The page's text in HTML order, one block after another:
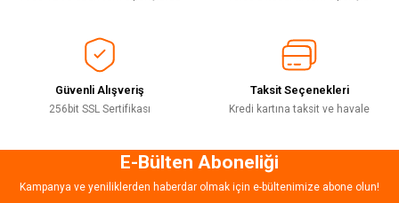
Bu ürüne benzer farklı alternatifler olmalı.
Gönder
Güvenli Alışveriş
256bit SSL Sertifikası
Taksit Seçenekleri
Kredi kartına taksit ve havale
E-Bülten Aboneliği
Kampanya ve yeniliklerden haberdar olmak için e-bültenimize abone olun!